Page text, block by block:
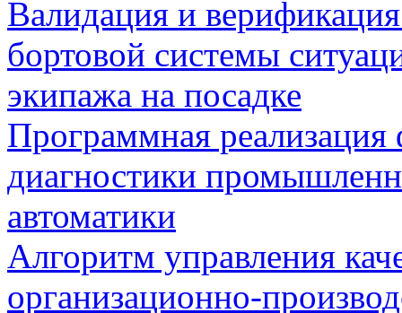
Валидация и
бортовой системы
экипажа на посадке
Программная
диагностики
автоматики
Алгоритм управления
организационно-